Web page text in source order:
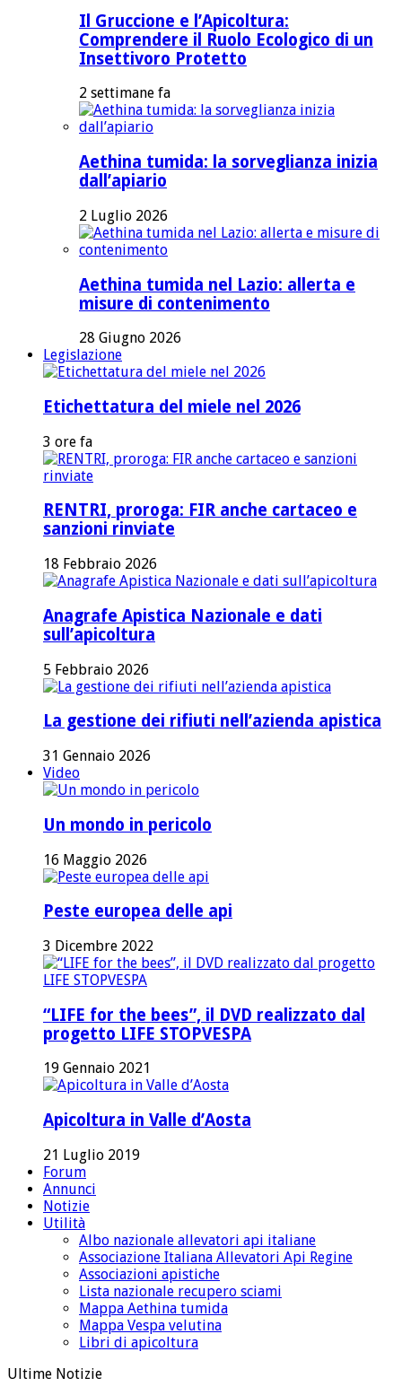
Il Gruccione e l’Apicoltura:
Comprendere il Ruolo Ecologico di un
Insettivoro Protetto
2 settimane fa
Aethina tumida: la sorveglianza inizia
dall’apiario
2 Luglio 2026
Aethina tumida nel Lazio: allerta e
misure di contenimento
28 Giugno 2026
Legislazione
Etichettatura del miele nel 2026
3 ore fa
RENTRI, proroga: FIR anche cartaceo e
sanzioni rinviate
18 Febbraio 2026
Anagrafe Apistica Nazionale e dati
sull’apicoltura
5 Febbraio 2026
La gestione dei rifiuti nell’azienda apistica
31 Gennaio 2026
Video
Un mondo in pericolo
16 Maggio 2026
Peste europea delle api
3 Dicembre 2022
“LIFE for the bees”, il DVD realizzato dal
progetto LIFE STOPVESPA
19 Gennaio 2021
Apicoltura in Valle d’Aosta
21 Luglio 2019
Forum
Annunci
Notizie
Utilità
Albo nazionale allevatori api italiane
Associazione Italiana Allevatori Api Regine
Associazioni apistiche
Lista nazionale recupero sciami
Mappa Aethina tumida
Mappa Vespa velutina
Libri di apicoltura
Ultime Notizie